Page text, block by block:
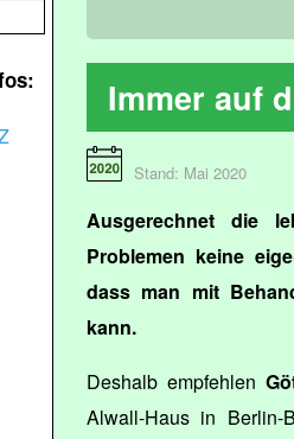
Immer auf
Stand: Mai 2020
Ausgerechnet die
Problemen keine
dass man mit
kann.
Deshalb empfehlen
Alwall-Haus in Berlin-